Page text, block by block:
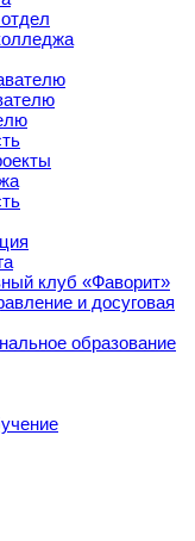
клуб «Фаворит»
и досуговая
образование